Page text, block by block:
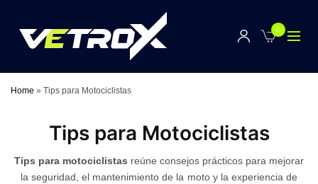
0
Home »Tips para Motociclistas
Tips para Motociclistas
Tips para motociclistas reúne consejos prácticos para mejorar
la seguridad, el mantenimiento de la moto y la experiencia de